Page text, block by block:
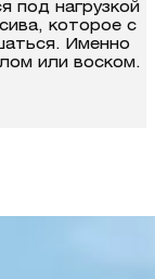
под нагрузкой
которое с
Именно
или воском.